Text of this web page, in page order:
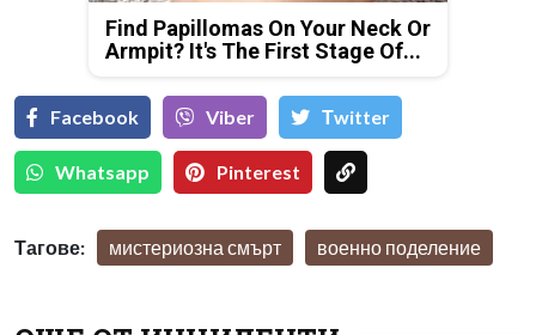
Find Papillomas On Your Neck Or
Armpit? It's The First Stage Of...
Facebook Viber Тwitter
Whatsapp Pinterest
Тагове: мистериозна смърт военно поделение